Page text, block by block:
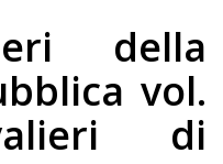
della
vol.
di